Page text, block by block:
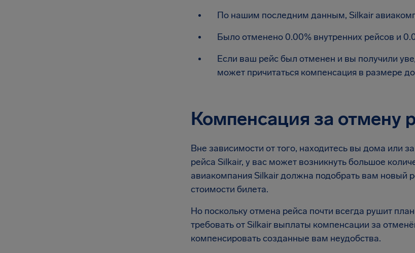
По нашим последним данным, Silkair
Было отменено 0.00% внутренних рейсов и
Если ваш рейс был отменен и вы получили
может причитаться компенсация в размере
Компенсация за отмену
Вне зависимости от того, находитесь вы дома или
рейса Silkair, у вас может возникнуть большое
авиакомпания Silkair должна подобрать вам новый
стоимости билета.
Но поскольку отмена рейса почти всегда рушит
требовать от Silkair выплаты компенсации за
компенсировать созданные вам неудобства.